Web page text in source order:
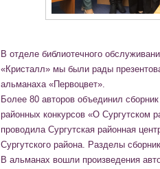
В отделе библиотечного
«Кристалл» мы были рады
альманаха «Первоцвет».
Более 80 авторов объединил
районных конкурсов «О Сургутском
проводила Сургутская районная
Сургутского района. Разделы
В альманах вошли произведения